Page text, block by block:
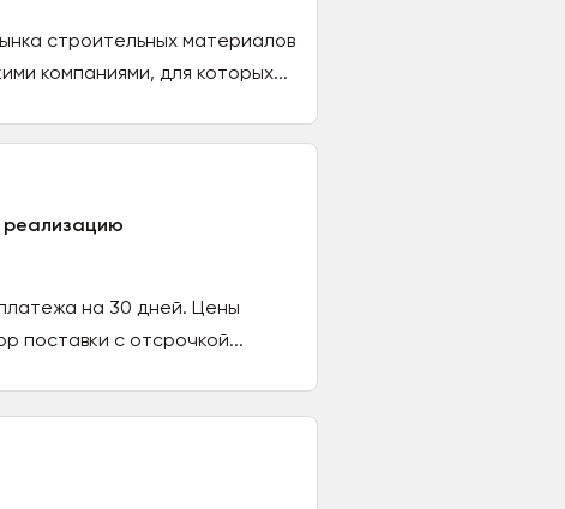
строительных материалов
компаниями, для которых...
реализацию
на 30 дней. Цены
поставки с отсрочкой...